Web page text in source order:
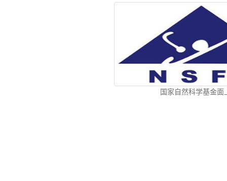
国家自然科学基金面